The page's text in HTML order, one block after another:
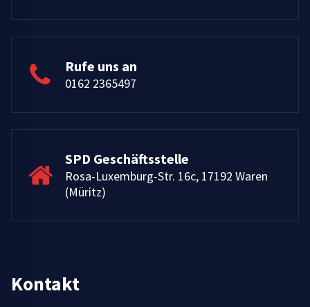
Rufe uns an
0162 2365497
SPD Geschäftsstelle
Rosa-Luxemburg-Str. 16c, 17192 Waren
(Müritz)
Kontakt